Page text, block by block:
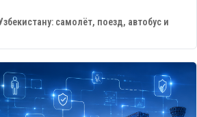
самолёт, поезд, автобус и